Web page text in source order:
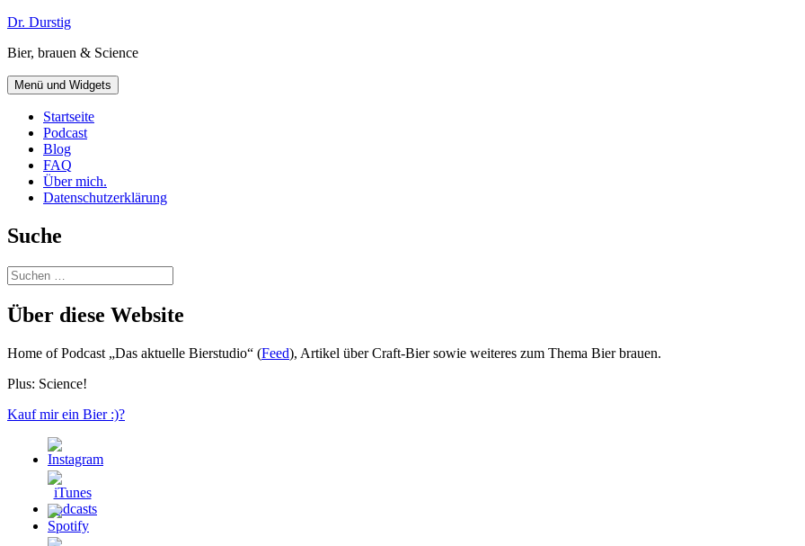
Zum
springen
Dr. Durstig
Bier, brauen & Science
Menü und Widgets
Startseite
Podcast
Blog
FAQ
Über mich.
Datenschutzerklärung
Suche
Suchen
nach:
Über diese Website
Home of Podcast „Das aktuelle Bierstudio“ (Feed), Artikel über Craft-Bier sowie weiteres zum Thema Bier brauen.
Plus: Science!
Kauf mir ein Bier :)?